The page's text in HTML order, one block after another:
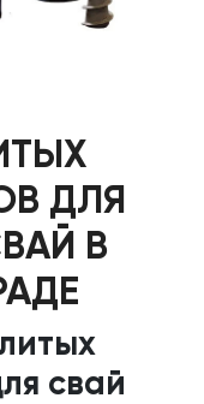
ДЛЯ
В
свай